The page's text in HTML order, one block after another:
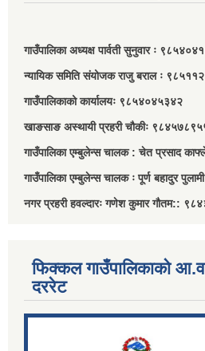
गाउँपालिका अध्यक्ष पार्वती सुनुवार ः
न्यायिक समिति संयोजक राजु बराल ः
गाउँपालिकाको कार्यालयः ९८५४०४५३४२
खाङसाङ अस्थायी प्रहरी चौकीः
गाउँपालिका एम्बुलेन्स चालक : चेत प्रसाद
गाउँपालिका एम्बुलेन्स चालक ः पूर्ण बहादुर
नगर प्रहरी हवल्दारः गणेश कुमार गौतम::
फिक्कल गाउँपालिकाको
दररेट